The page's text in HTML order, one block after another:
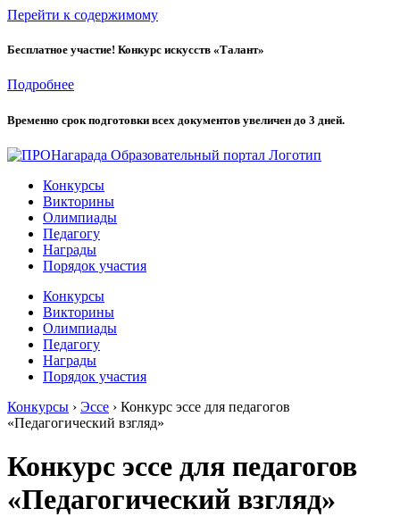
Перейти к содержимому
Бесплатное участие! Конкурс искусств «Талант»
Подробнее
Временно cрок подготовки всех документов увеличен до 3 дней.
Конкурсы
Викторины
Олимпиады
Педагогу
Награды
Порядок участия
Конкурсы
Викторины
Олимпиады
Педагогу
Награды
Порядок участия
Конкурсы › Эссе › Конкурс эссе для педагогов
«Педагогический взгляд»
Конкурс эссе для педагогов
«Педагогический взгляд»